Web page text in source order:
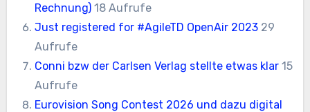
Rechnung) 18 Aufrufe
Just registered for #AgileTD OpenAir 2023 29
Aufrufe
Conni bzw der Carlsen Verlag stellte etwas klar 15
Aufrufe
Eurovision Song Contest 2026 und dazu digital